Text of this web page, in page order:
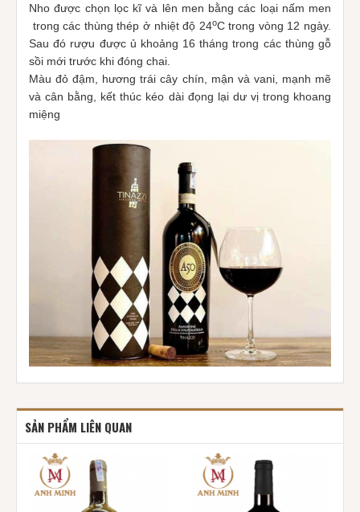
Nho được chọn lọc kĩ và lên men bằng các loại nấm men
trong các thùng thép ở nhiệt độ 24oC trong vòng 12 ngày.
Sau đó rượu được ủ khoảng 16 tháng trong các thùng gỗ
sồi mới trước khi đóng chai.
Màu đỏ đậm, hương trái cây chín, mận và vani, mạnh mẽ
và cân bằng, kết thúc kéo dài đọng lại dư vị trong khoang
miệng
SẢN PHẨM LIÊN QUAN